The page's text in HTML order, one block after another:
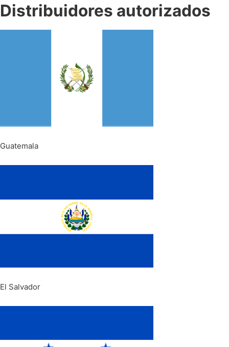
Distribuidores autorizados
Guatemala
El Salvador